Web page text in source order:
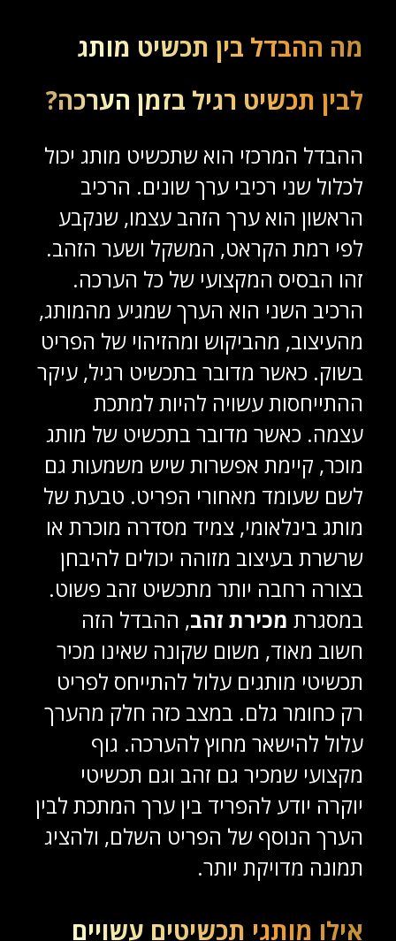
מה ההבדל בין תכשיט מותג
לבין תכשיט רגיל בזמן הערכה?
ההבדל המרכזי הוא שתכשיט מותג יכול
לכלול שני רכיבי ערך שונים. הרכיב
הראשון הוא ערך הזהב עצמו, שנקבע
לפי רמת הקראט, המשקל ושער הזהב.
זהו הבסיס המקצועי של כל הערכה.
הרכיב השני הוא הערך שמגיע מהמותג,
מהעיצוב, מהביקוש ומהזיהוי של הפריט
בשוק. כאשר מדובר בתכשיט רגיל, עיקר
ההתייחסות עשויה להיות למתכת
עצמה. כאשר מדובר בתכשיט של מותג
מוכר, קיימת אפשרות שיש משמעות גם
לשם שעומד מאחורי הפריט. טבעת של
מותג בינלאומי, צמיד מסדרה מוכרת או
שרשרת בעיצוב מזוהה יכולים להיבחן
בצורה רחבה יותר מתכשיט זהב פשוט.
במסגרת מכירת זהב, ההבדל הזה
חשוב מאוד, משום שקונה שאינו מכיר
תכשיטי מותגים עלול להתייחס לפריט
רק כחומר גלם. במצב כזה חלק מהערך
עלול להישאר מחוץ להערכה. גוף
מקצועי שמכיר גם זהב וגם תכשיטי
יוקרה יודע להפריד בין ערך המתכת לבין
הערך הנוסף של הפריט השלם, ולהציג
תמונה מדויקת יותר.
אילו מותגי תכשיטים עשויים